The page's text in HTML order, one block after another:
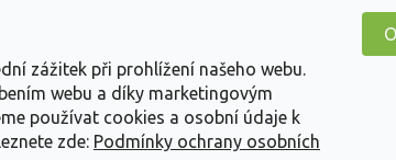
zážitek při prohlížení našeho webu.
webu a díky marketingovým
používat cookies a osobní údaje k
zde: Podmínky ochrany osobních